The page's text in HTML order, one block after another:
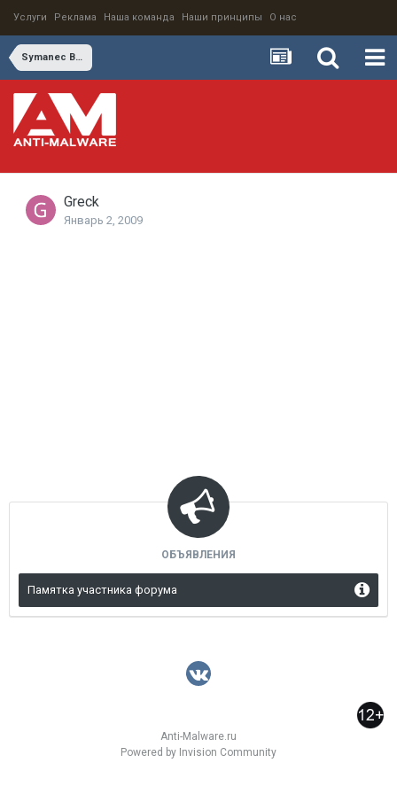
Услуги Реклама Наша команда Наши принципы О нас
Symanec Backup Exec
Greck
Январь 2, 2009
ОБЪЯВЛЕНИЯ
Памятка участника форума
Anti-Malware.ru
Powered by Invision Community